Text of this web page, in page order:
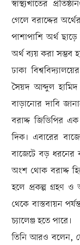
স্বাস্থ্যখাতের
গেলে বরাদ্দের
পাশাপাশি অর্থ
অর্থ ব্যয় করা সম্ভব
ঢাকা
সৈয়দ আব্দুল হামিদ
বাড়ানোর দাবি
বরাদ্দ জিডিপির
দিক। এবারের
বাজেটে বড় ধরনের
অংশ থোক বরাদ্দ
হলে প্রকল্প গ্রহণ ও
থেকে বাস্তবায়ন
চ্যালেঞ্জ হতে পারে।
তিনি আরও বলেন,